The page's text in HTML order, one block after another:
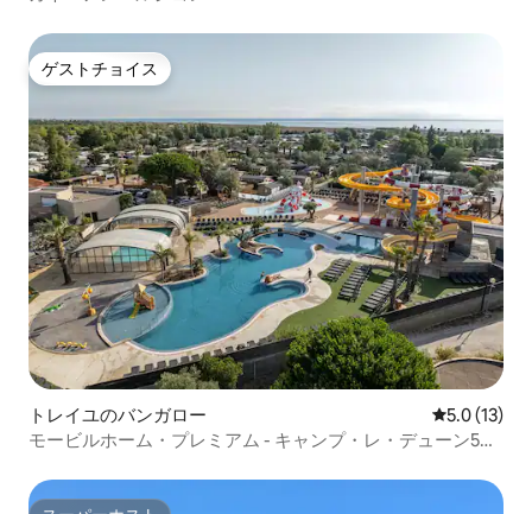
ゲストチョイス
ゲストチョイス
トレイユのバンガロー レビュー13
5.0 (13)
モービルホーム・プレミアム - キャンプ・レ・デューン5つ